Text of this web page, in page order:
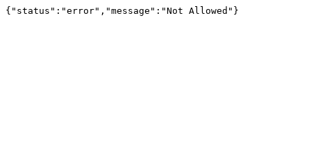
{"status":"error","message":"Not Allowed"}